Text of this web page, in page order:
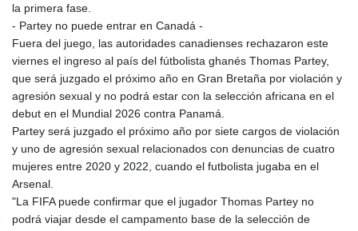
MYR 4.090804
MZN 63.905039
NAD 16.244058
NGN
NIO 36.795607
NOK 9.49649
NPR 152.232915
OMR 0.384495
PAB 0.999866
la primera fase.
- Partey no puede entrar en Canadá -
Fuera del juego, las autoridades canadienses rechazaron este
viernes el ingreso al país del fútbolista ghanés Thomas Partey,
que será juzgado el próximo año en Gran Bretaña por violación y
agresión sexual y no podrá estar con la selección africana en el
debut en el Mundial 2026 contra Panamá.
Partey será juzgado el próximo año por siete cargos de violación
y uno de agresión sexual relacionados con denuncias de cuatro
mujeres entre 2020 y 2022, cuando el futbolista jugaba en el
Arsenal.
"La FIFA puede confirmar que el jugador Thomas Partey no
podrá viajar desde el campamento base de la selección de